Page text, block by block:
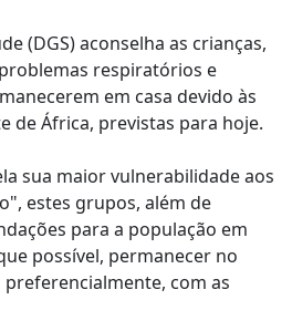
(DGS) aconselha as crianças,
respiratórios e
em casa devido às
de África, previstas para hoje.
sua maior vulnerabilidade aos
estes grupos, além de
para a população em
possível, permanecer no
com as